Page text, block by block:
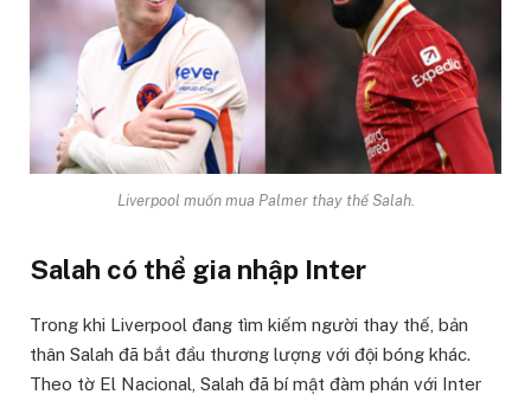
Liverpool muốn mua Palmer thay thế Salah.
Salah có thể gia nhập Inter
Trong khi Liverpool đang tìm kiếm người thay thế, bản
thân Salah đã bắt đầu thương lượng với đội bóng khác.
Theo tờ El Nacional, Salah đã bí mật đàm phán với Inter